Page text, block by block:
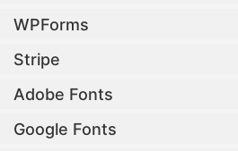
WPForms
Stripe
Adobe Fonts
Google Fonts